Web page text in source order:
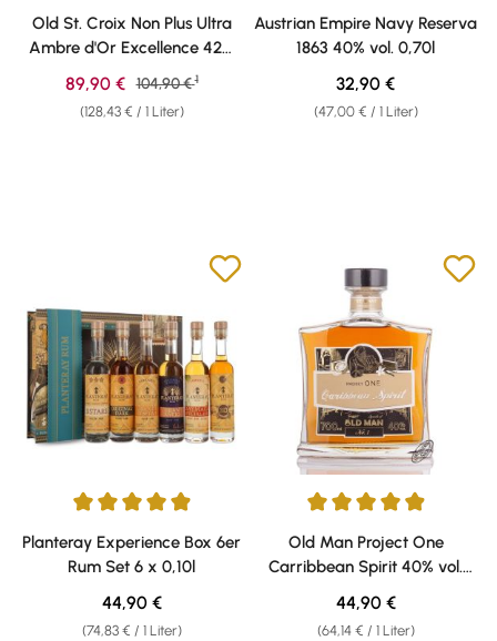
Durchschnittliche Bewertung von 4.89 von 5 Sternen
Old St. Croix Non Plus Ultra
Ambre d'Or Excellence 42%
vol. 0,70l
(128,43 € / 1 Liter)
Verkaufspreis:
89,90 € Regulärer Preis:
104,90 € 1
Durchschnittliche Bewertung
Austrian Empire Navy Reserva
1863 40% vol. 0,70l
(47,00 € / 1 Liter)
Regulärer Preis:
32,90 €
Durchschnittliche Bewertung von 4.91 von 5 Sternen
Planteray Experience Box 6er
Rum Set 6 x 0,10l
(74,83 € / 1 Liter)
Regulärer Preis:
44,90 €
Durchschnittliche Bewertung
Old Man Project One
Carribbean Spirit 40% vol.
0,70l
(64,14 € / 1 Liter)
Regulärer Preis:
44,90 €